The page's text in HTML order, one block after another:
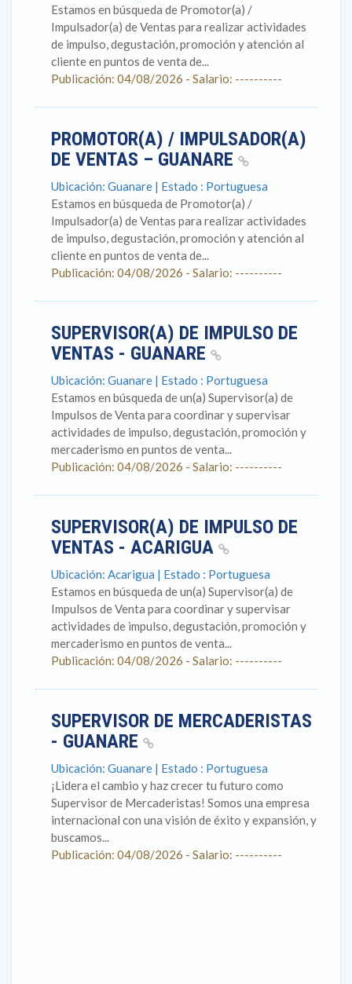
Estamos en búsqueda de Promotor(a) /
Impulsador(a) de Ventas para realizar actividades
de impulso, degustación, promoción y atención al
cliente en puntos de venta de...
Publicación: 04/08/2026 - Salario: ----------
PROMOTOR(A) / IMPULSADOR(A)
DE VENTAS – GUANARE
Ubicación: Guanare | Estado : Portuguesa
Estamos en búsqueda de Promotor(a) /
Impulsador(a) de Ventas para realizar actividades
de impulso, degustación, promoción y atención al
cliente en puntos de venta de...
Publicación: 04/08/2026 - Salario: ----------
SUPERVISOR(A) DE IMPULSO DE
VENTAS - GUANARE
Ubicación: Guanare | Estado : Portuguesa
Estamos en búsqueda de un(a) Supervisor(a) de
Impulsos de Venta para coordinar y supervisar
actividades de impulso, degustación, promoción y
mercaderismo en puntos de venta...
Publicación: 04/08/2026 - Salario: ----------
SUPERVISOR(A) DE IMPULSO DE
VENTAS - ACARIGUA
Ubicación: Acarigua | Estado : Portuguesa
Estamos en búsqueda de un(a) Supervisor(a) de
Impulsos de Venta para coordinar y supervisar
actividades de impulso, degustación, promoción y
mercaderismo en puntos de venta...
Publicación: 04/08/2026 - Salario: ----------
SUPERVISOR DE MERCADERISTAS
- GUANARE
Ubicación: Guanare | Estado : Portuguesa
¡Lidera el cambio y haz crecer tu futuro como
Supervisor de Mercaderistas! Somos una empresa
internacional con una visión de éxito y expansión, y
buscamos...
Publicación: 04/08/2026 - Salario: ----------